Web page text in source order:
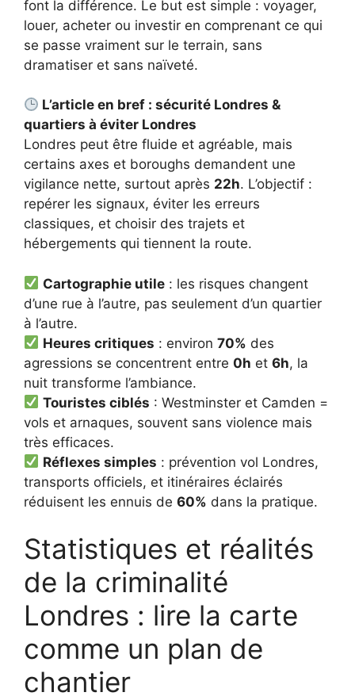
font la différence. Le but est simple : voyager,
louer, acheter ou investir en comprenant ce qui
se passe vraiment sur le terrain, sans
dramatiser et sans naïveté.
L’article en bref : sécurité Londres &
quartiers à éviter Londres
Londres peut être fluide et agréable, mais
certains axes et boroughs demandent une
vigilance nette, surtout après 22h. L’objectif :
repérer les signaux, éviter les erreurs
classiques, et choisir des trajets et
hébergements qui tiennent la route.
Cartographie utile : les risques changent
d’une rue à l’autre, pas seulement d’un quartier
à l’autre.
Heures critiques : environ70% des
agressions se concentrent entre 0h et 6h, la
nuit transforme l’ambiance.
Touristes ciblés : Westminster et Camden =
vols et arnaques, souvent sans violence mais
très efficaces.
Réflexes simples : prévention vol Londres,
transports officiels, et itinéraires éclairés
réduisent les ennuis de 60% dans la pratique.
Statistiques et réalités
de la criminalité
Londres : lire la carte
comme un plan de
chantier